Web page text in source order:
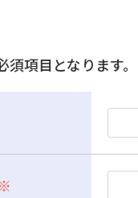
須項目となります。